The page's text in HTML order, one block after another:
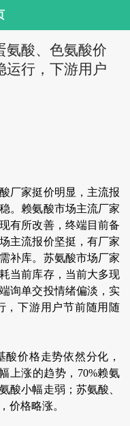
氨酸、色氨酸价
运行，下游用户
厂家挺价明显，主流报
。赖氨酸市场主流厂家
有所改善，终端目前备
主流报价坚挺，有厂家
补库。苏氨酸市场厂家
当前库存，当前大多现
询单交投情绪偏淡，实
，下游用户节前随用随
价格走势依然分化，
上涨的趋势，70%赖氨
酸小幅走弱；苏氨酸、
价格略涨。